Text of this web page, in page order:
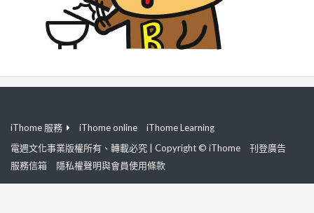
iThome 服務 iThome online
iThome Learning
電週文化事業版權所有、轉載必究 | Copyright © iThome
刊登廣告
服務信箱
隱私權聲明與會員使用條款